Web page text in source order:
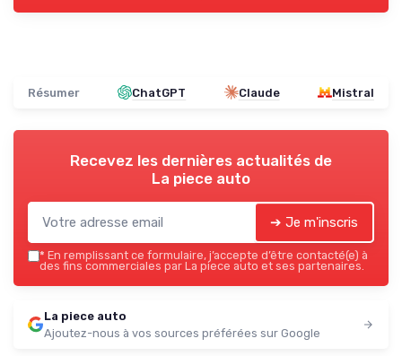
Résumer ChatGPT Claude Mistral
Recevez les dernières actualités de
La piece auto
➔ Je m'inscris
* En remplissant ce formulaire, j’accepte d’être contacté(e) à
des fins commerciales par La piece auto et ses partenaires.
La piece auto
Ajoutez-nous à vos sources préférées sur Google